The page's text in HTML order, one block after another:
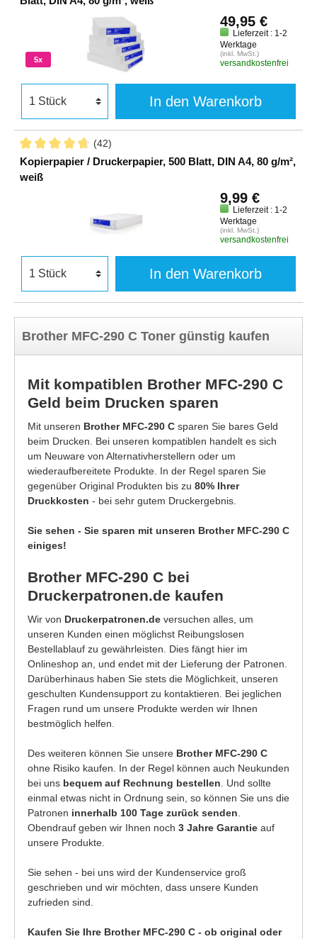
5x
49,95 €
Lieferzeit : 1-2
Werktage
(inkl. MwSt.)
versandkostenfrei
In den Warenkorb
(42)
Kopierpapier / Druckerpapier, 500 Blatt, DIN A4, 80 g/m²,
weiß
9,99 €
Lieferzeit : 1-2
Werktage
(inkl. MwSt.)
versandkostenfrei
In den Warenkorb
Brother MFC-290 C Toner günstig kaufen
Mit kompatiblen Brother MFC-290 C
Geld beim Drucken sparen
Mit unseren Brother MFC-290 C sparen Sie bares Geld
beim Drucken. Bei unseren kompatiblen handelt es sich
um Neuware von Alternativherstellern oder um
wiederaufbereitete Produkte. In der Regel sparen Sie
gegenüber Original Produkten bis zu 80% Ihrer
Druckkosten - bei sehr gutem Druckergebnis.
Sie sehen - Sie sparen mit unseren Brother MFC-290 C
einiges!
Brother MFC-290 C bei
Druckerpatronen.de kaufen
Wir von Druckerpatronen.de versuchen alles, um
unseren Kunden einen möglichst Reibungslosen
Bestellablauf zu gewährleisten. Dies fängt hier im
Onlineshop an, und endet mit der Lieferung der Patronen.
Darüberhinaus haben Sie stets die Möglichkeit, unseren
geschulten Kundensupport zu kontaktieren. Bei jeglichen
Fragen rund um unsere Produkte werden wir Ihnen
bestmöglich helfen.
Des weiteren können Sie unsere Brother MFC-290 C
ohne Risiko kaufen. In der Regel können auch Neukunden
bei uns bequem auf Rechnung bestellen . Und sollte
einmal etwas nicht in Ordnung sein, so können Sie uns die
Patronen innerhalb 100 Tage zurück senden
Obendrauf geben wir Ihnen noch 3 Jahre Garantie auf
unsere Produkte.
Sie sehen - bei uns wird der Kundenservice groß
geschrieben und wir möchten, dass unsere Kunden
zufrieden sind.
Kaufen Sie Ihre Brother MFC-290 C - ob original oder